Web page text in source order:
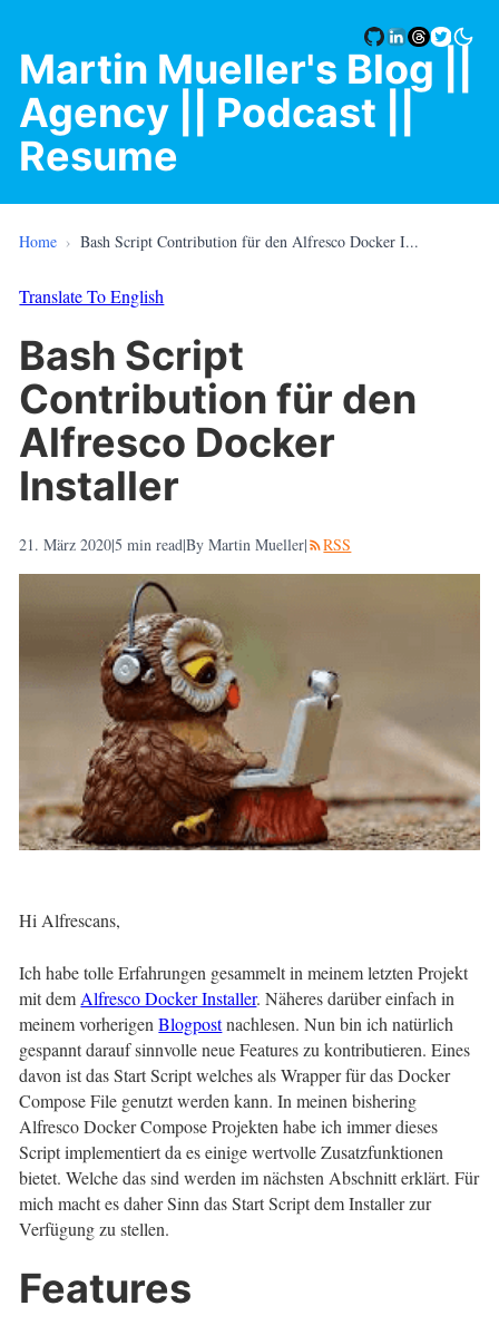
Martin Mueller's Blog
Agency |
| Podcast |
Resume
Home › Bash Script Contribution für den Alfresco Docker I...
Translate To English
Bash Script
Contribution für den
Alfresco Docker
Installer
21. März 2020|5 min read|By Martin Mueller| RSS
Hi Alfrescans,
Ich habe tolle Erfahrungen gesammelt in meinem letzten Projekt
mit dem Alfresco Docker Installer. Näheres darüber einfach in
meinem vorherigenBlogpostnachlesen. Nun bin ich natürlich
gespannt darauf sinnvolle neue Features zu kontributieren. Eines
davon ist das Start Script welches als Wrapper für das Docker
Compose File genutzt werden kann. In meinen bishering
Alfresco Docker Compose Projekten habe ich immer dieses
Script implementiert da es einige wertvolle Zusatzfunktionen
bietet. Welche das sind werden im nächsten Abschnitt erklärt. Für
mich macht es daher Sinn das Start Script dem Installer zur
Verfügung zu stellen.
Features